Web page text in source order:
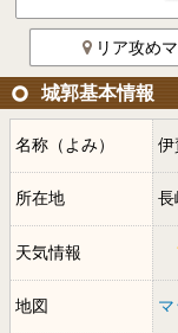
リア攻め
城郭基本情報
名称（よみ） 伊
所在地 長
天気情報
地図